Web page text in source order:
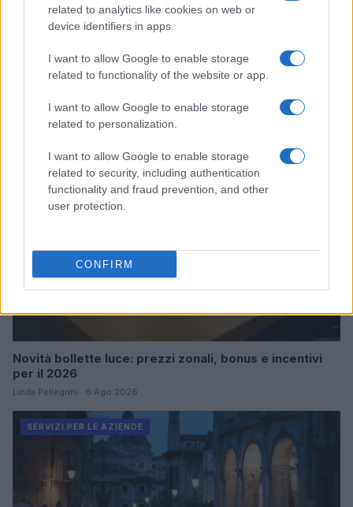
related to analytics like cookies on web or
device identifiers in apps.
I want to allow Google to enable storage
related to functionality of the website or app.
I want to allow Google to enable storage
related to personalization.
I want to allow Google to enable storage
related to security, including authentication
functionality and fraud prevention, and other
user protection.
CONFIRM
Continua a leggere
Novità bollette luce: prezzi zonali, bonus e incentivi
per il 2026
Linda Pellegrini · 6 Ago 2026
SERVIZI PER LE AZIENDE